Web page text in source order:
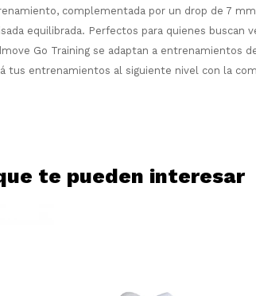
complementada por un drop de 7
equilibrada. Perfectos para quienes buscan
Go Training se adaptan a entrenamientos
tus entrenamientos al siguiente nivel con la
te pueden interesar
ahora y Pagá
hasta en 12
y sin tocar tu
de crédito
estás calificado para comprar
con Pago Después:
identidad
Mes Año
para comprar usando Pago
Después.
para comprar en las cuotas
puede variar por comercio
Ups!
no tenes oferta, lamentamos
por cualquier duda
salió mal!